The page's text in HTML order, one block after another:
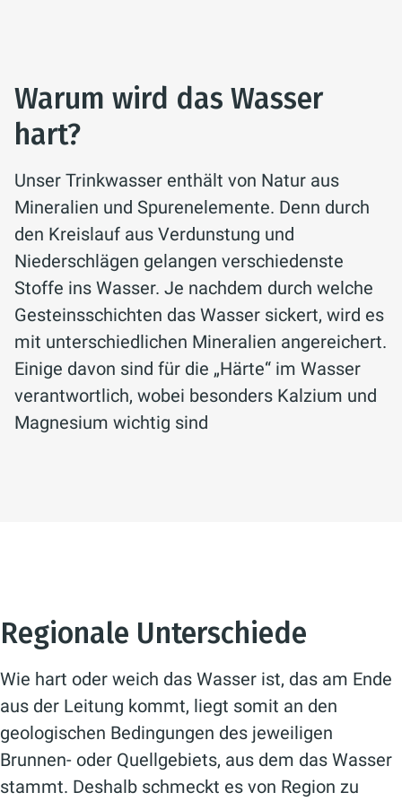
Warum wird das Wasser
hart?
Unser Trinkwasser enthält von Natur aus
Mineralien und Spurenelemente. Denn durch
den Kreislauf aus Verdunstung und
Niederschlägen gelangen verschiedenste
Stoffe ins Wasser. Je nachdem durch welche
Gesteinsschichten das Wasser sickert, wird es
mit unterschiedlichen Mineralien angereichert.
Einige davon sind für die „Härte“ im Wasser
verantwortlich, wobei besonders Kalzium und
Magnesium wichtig sind
Regionale Unterschiede
Wie hart oder weich das Wasser ist, das am Ende
aus der Leitung kommt, liegt somit an den
geologischen Bedingungen des jeweiligen
Brunnen- oder Quellgebiets, aus dem das Wasser
stammt. Deshalb schmeckt es von Region zu